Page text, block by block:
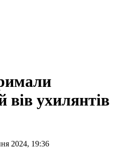
ухилянтів
2024, 19:36